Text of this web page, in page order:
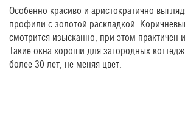
Особенно красиво и аристократично
профили с золотой раскладкой.
смотрится изысканно, при этом практичен
Такие окна хороши для загородных
более 30 лет, не меняя цвет.